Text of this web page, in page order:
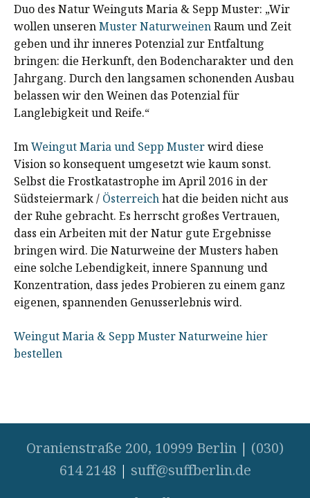
Duo des Natur Weinguts Maria & Sepp Muster: „Wir
wollen unserenMuster NaturweinenRaum und Zeit
geben und ihr inneres Potenzial zur Entfaltung
bringen: die Herkunft, den Bodencharakter und den
Jahrgang. Durch den langsamen schonenden Ausbau
belassen wir den Weinen das Potenzial für
Langlebigkeit und Reife.“
ImWeingut Maria und Sepp Musterwird diese
Vision so konsequent umgesetzt wie kaum sonst.
Selbst die Frostkatastrophe im April 2016 in der
Südsteiermark / Österreichhat die beiden nicht aus
der Ruhe gebracht. Es herrscht großes Vertrauen,
dass ein Arbeiten mit der Natur gute Ergebnisse
bringen wird. Die Naturweine der Musters haben
eine solche Lebendigkeit, innere Spannung und
Konzentration, dass jedes Probieren zu einem ganz
eigenen, spannenden Genusserlebnis wird.
Weingut Maria & Sepp Muster Naturweine hier
bestellen
Oranienstraße 200, 10999 Berlin | (030)
614 2148 | suff@suffberlin.de